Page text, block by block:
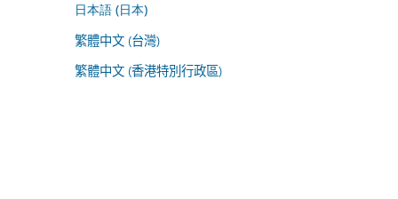
日本語 (日本)
繁體中文 (台灣)
繁體中文 (香港特別行政區)